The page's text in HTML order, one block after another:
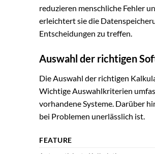
reduzieren menschliche Fehler
erleichtert sie die
Entscheidungen zu treffen.
Auswahl der richtigen
Die Auswahl der richtigen
Wichtige Auswahlkriterien
vorhandene Systeme. Darüber
bei Problemen unerlässlich ist.
FEATURE